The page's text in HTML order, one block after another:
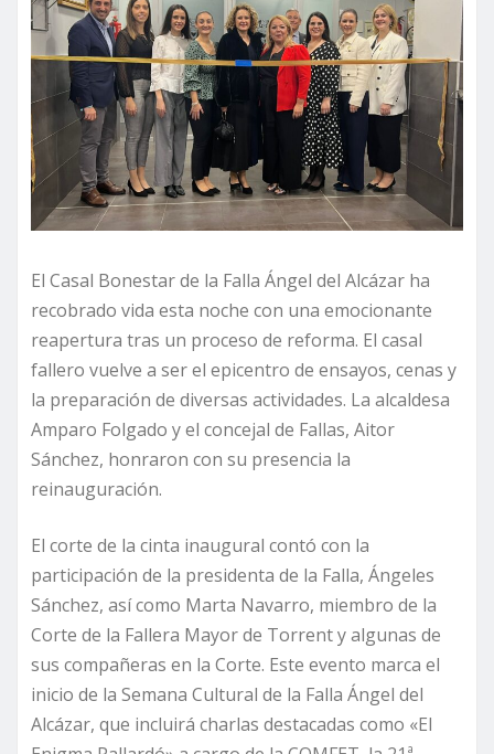
El Casal Bonestar de la Falla Ángel del Alcázar ha
recobrado vida esta noche con una emocionante
reapertura tras un proceso de reforma. El casal
fallero vuelve a ser el epicentro de ensayos, cenas y
la preparación de diversas actividades. La alcaldesa
Amparo Folgado y el concejal de Fallas, Aitor
Sánchez, honraron con su presencia la
reinauguración.
El corte de la cinta inaugural contó con la
participación de la presidenta de la Falla, Ángeles
Sánchez, así como Marta Navarro, miembro de la
Corte de la Fallera Mayor de Torrent y algunas de
sus compañeras en la Corte. Este evento marca el
inicio de la Semana Cultural de la Falla Ángel del
Alcázar, que incluirá charlas destacadas como «El